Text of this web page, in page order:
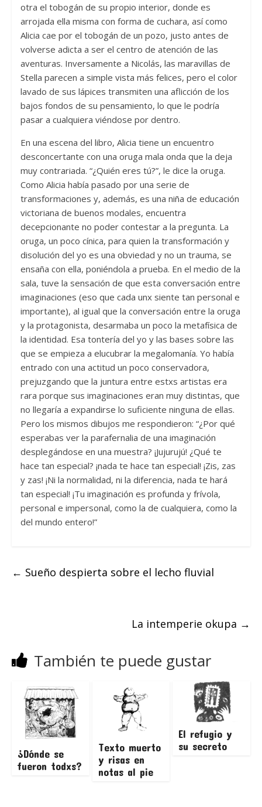
otra el tobogán de su propio interior, donde es
arrojada ella misma con forma de cuchara, así como
Alicia cae por el tobogán de un pozo, justo antes de
volverse adicta a ser el centro de atención de las
aventuras. Inversamente a Nicolás, las maravillas de
Stella parecen a simple vista más felices, pero el color
lavado de sus lápices transmiten una aflicción de los
bajos fondos de su pensamiento, lo que le podría
pasar a cualquiera viéndose por dentro.
En una escena del libro, Alicia tiene un encuentro
desconcertante con una oruga mala onda que la deja
muy contrariada. “¿Quién eres tú?”, le dice la oruga.
Como Alicia había pasado por una serie de
transformaciones y, además, es una niña de educación
victoriana de buenos modales, encuentra
decepcionante no poder contestar a la pregunta. La
oruga, un poco cínica, para quien la transformación y
disolución del yo es una obviedad y no un trauma, se
ensaña con ella, poniéndola a prueba. En el medio de la
sala, tuve la sensación de que esta conversación entre
imaginaciones (eso que cada unx siente tan personal e
importante), al igual que la conversación entre la oruga
y la protagonista, desarmaba un poco la metafísica de
la identidad. Esa tontería del yo y las bases sobre las
que se empieza a elucubrar la megalomanía. Yo había
entrado con una actitud un poco conservadora,
prejuzgando que la juntura entre estxs artistas era
rara porque sus imaginaciones eran muy distintas, que
no llegaría a expandirse lo suficiente ninguna de ellas.
Pero los mismos dibujos me respondieron: “¿Por qué
esperabas ver la parafernalia de una imaginación
desplegándose en una muestra? ¡Jujurujú! ¿Qué te
hace tan especial? ¡nada te hace tan especial! ¡Zis, zas
y zas! ¡Ni la normalidad, ni la diferencia, nada te hará
tan especial! ¡Tu imaginación es profunda y frívola,
personal e impersonal, como la de cualquiera, como la
del mundo entero!”
← Sueño despierta sobre el lecho fluvial
La intemperie okupa →
También te puede gustar
¿Dónde se
fueron todxs?
Texto muerto
y risas en
notas al pie
El refugio y
su secreto